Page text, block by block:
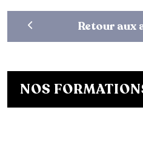
Retour aux
NOS
Bachelor Designer de